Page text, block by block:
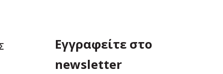
Εγγραφείτε στο
newsletter